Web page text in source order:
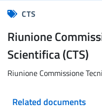
CTS
Riunione
Scientifica (CTS)
Riunione Commissione
Related documents